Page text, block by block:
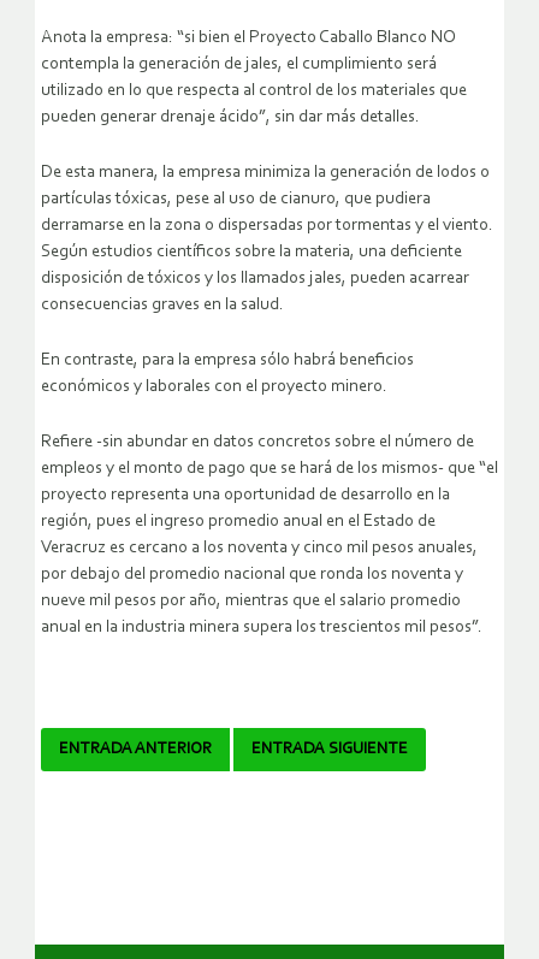
Anota la empresa: “si bien el Proyecto Caballo Blanco NO
contempla la generación de jales, el cumplimiento será
utilizado en lo que respecta al control de los materiales que
pueden generar drenaje ácido”, sin dar más detalles.
De esta manera, la empresa minimiza la generación de lodos o
partículas tóxicas, pese al uso de cianuro, que pudiera
derramarse en la zona o dispersadas por tormentas y el viento.
Según estudios científicos sobre la materia, una deficiente
disposición de tóxicos y los llamados jales, pueden acarrear
consecuencias graves en la salud.
En contraste, para la empresa sólo habrá beneficios
económicos y laborales con el proyecto minero.
Refiere -sin abundar en datos concretos sobre el número de
empleos y el monto de pago que se hará de los mismos- que “el
proyecto representa una oportunidad de desarrollo en la
región, pues el ingreso promedio anual en el Estado de
Veracruz es cercano a los noventa y cinco mil pesos anuales,
por debajo del promedio nacional que ronda los noventa y
nueve mil pesos por año, mientras que el salario promedio
anual en la industria minera supera los trescientos mil pesos”.
Navegador
ENTRADA ANTERIOR ENTRADA SIGUIENTE